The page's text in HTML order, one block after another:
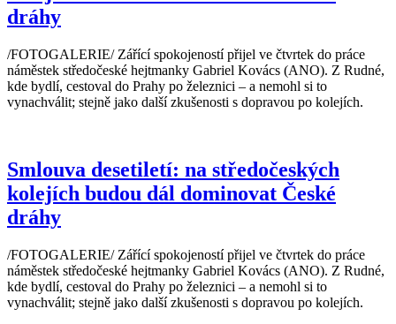
dráhy
/FOTOGALERIE/ Zářící spokojeností přijel ve čtvrtek do práce
náměstek středočeské hejtmanky Gabriel Kovács (ANO). Z Rudné,
kde bydlí, cestoval do Prahy po železnici – a nemohl si to
vynachválit; stejně jako další zkušenosti s dopravou po kolejích.
Smlouva desetiletí: na středočeských
kolejích budou dál dominovat České
dráhy
/FOTOGALERIE/ Zářící spokojeností přijel ve čtvrtek do práce
náměstek středočeské hejtmanky Gabriel Kovács (ANO). Z Rudné,
kde bydlí, cestoval do Prahy po železnici – a nemohl si to
vynachválit; stejně jako další zkušenosti s dopravou po kolejích.